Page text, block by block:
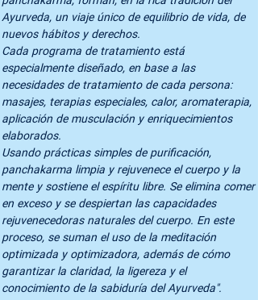
Ayurveda, un viaje único de equilibrio de vida, de
nuevos hábitos y derechos.
Cada programa de tratamiento está
especialmente diseñado, en base a las
necesidades de tratamiento de cada persona:
masajes, terapias especiales, calor, aromaterapia,
aplicación de musculación y enriquecimientos
elaborados.
Usando prácticas simples de purificación,
panchakarma limpia y rejuvenece el cuerpo y la
mente y sostiene el espíritu libre. Se elimina comer
en exceso y se despiertan las capacidades
rejuvenecedoras naturales del cuerpo. En este
proceso, se suman el uso de la meditación
optimizada y optimizadora, además de cómo
garantizar la claridad, la ligereza y el
conocimiento de la sabiduría del Ayurveda".